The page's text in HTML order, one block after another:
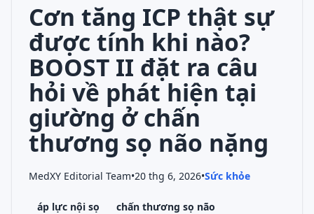
Cơn tăng ICP thật sự
được tính khi nào?
BOOST II đặt ra câu
hỏi về phát hiện tại
giường ở chấn
thương sọ não nặng
MedXY Editorial Team•20 thg 6, 2026•Sức khỏe
áp lực nội sọ
chấn thương sọ não